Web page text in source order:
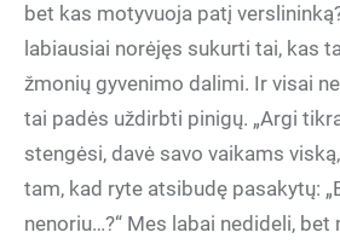
bet kas motyvuoja patį
labiausiai norėjęs sukurti tai, kas
žmonių gyvenimo dalimi. Ir visai
tai padės uždirbti pinigų. „Argi
stengėsi, davė savo vaikams
tam, kad ryte atsibudę pasakytų:
nenoriu…?“ Mes labai nedideli, bet